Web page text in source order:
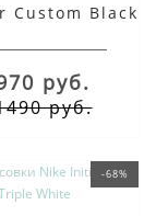
Custom Black
руб.
руб.
-68%